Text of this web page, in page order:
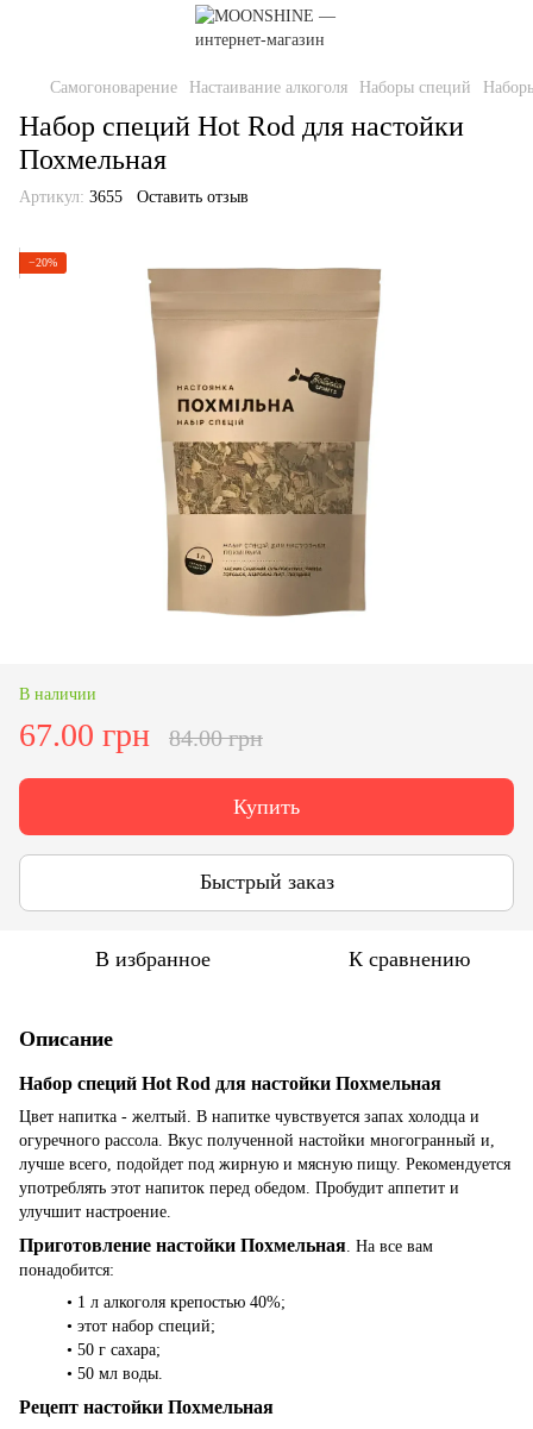
Самогоноварение Настаивание алкоголя Наборы специй
Набор специй Hot Rod для настойки
Похмельная
Артикул: 3655 Оставить отзыв
−20%
В наличии
67.00 грн 84.00 грн
Купить
Быстрый заказ
В избранное К сравнению
Описание
Набор специй Hot Rod для настойки Похмельная
Цвет напитка - желтый. В напитке чувствуется запах холодца и
огуречного рассола. Вкус полученной настойки многогранный и,
лучше всего, подойдет под жирную и мясную пищу. Рекомендуется
употреблять этот напиток перед обедом. Пробудит аппетит и
улучшит настроение.
Приготовление настойки Похмельная . На все вам
понадобится:
• 1 л алкоголя крепостью 40%;
• этот набор специй;
• 50 г сахара;
• 50 мл воды.
Рецепт настойки Похмельная